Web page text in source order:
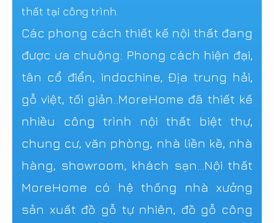
thất tại công trình.
Các phong cách thiết kế nội thất đang
được ưa chuộng: Phong cách hiện đại,
tân cổ điển, indochine, Địa trung hải,
gỗ việt, tối giản..MoreHome đã thiết kế
nhiều công trình nội thất biệt thự,
chung cư, văn phòng, nhà liền kề, nhà
hàng, showroom, khách sạn...Nội thất
MoreHome có hệ thống nhà xưởng
sản xuất đồ gỗ tự nhiên, đồ gỗ công